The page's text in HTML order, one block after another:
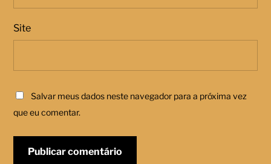
Site
Salvar meus dados neste navegador para a próxima vez
que eu comentar.